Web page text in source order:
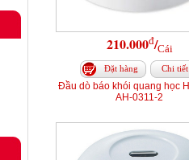
210.000đ/Cái
Đặt hàng Chi tiết
Đầu dò báo khói quang học
AH-0311-2